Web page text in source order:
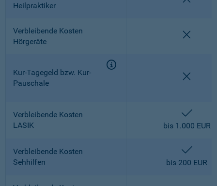
Heilpraktiker
Verbleibende Kosten
Hörgeräte
Kur-Tagegeld bzw. Kur-
Pauschale
Verbleibende Kosten
LASIK
bis 1.000 EUR
Verbleibende Kosten
Sehhilfen
bis 200 EUR